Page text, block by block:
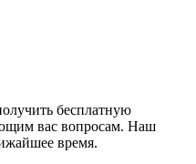
бесплатную
вас вопросам. Наш
время.